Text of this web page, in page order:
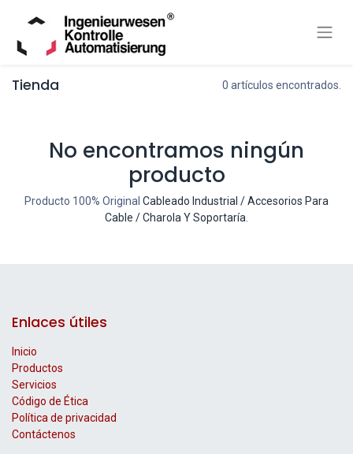
Tienda 0 artículos encontrados.
No encontramos ningún
producto
Producto 100% Original Cableado Industrial / Accesorios Para
Cable / Charola Y Soportaría
Enlaces útiles
Inicio
Productos
Servicios
Código de Ética
Política de privacidad
Contáctenos